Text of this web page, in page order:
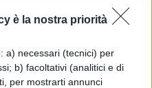
è la nostra priorità
a) necessari (tecnici) per
b) facoltativi (analitici e di
per mostrarti annunci
sulla risoluzione di
Esplorazione
è praticamente
Saw, per quanto